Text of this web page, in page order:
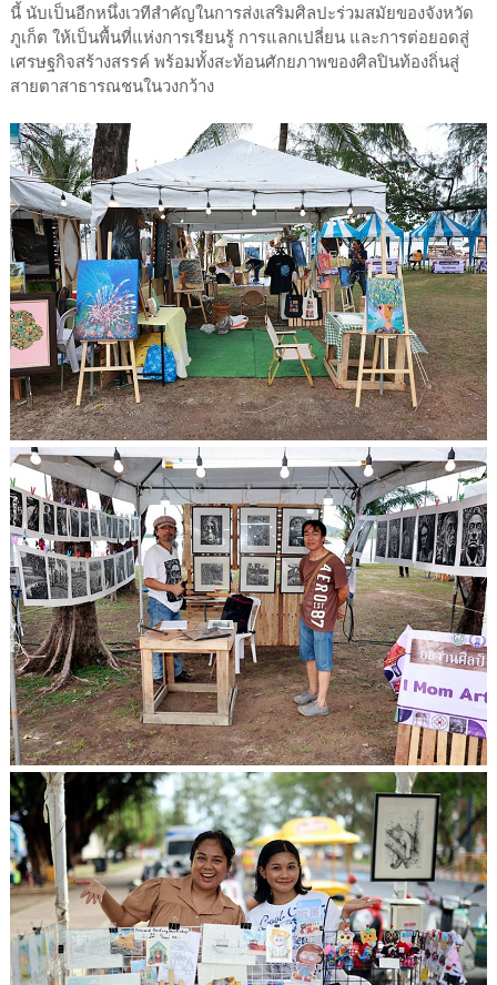
นี้ นับเป็นอีกหนึ่งเวทีสำคัญในการส่งเสริมศิลปะร่วมสมัยของจังหวัด
ภูเก็ต ให้เป็นพื้นที่แห่งการเรียนรู้ การแลกเปลี่ยน และการต่อยอดสู่
เศรษฐกิจสร้างสรรค์ พร้อมทั้งสะท้อนศักยภาพของศิลปินท้องถิ่นสู่
สายตาสาธารณชนในวงกว้าง